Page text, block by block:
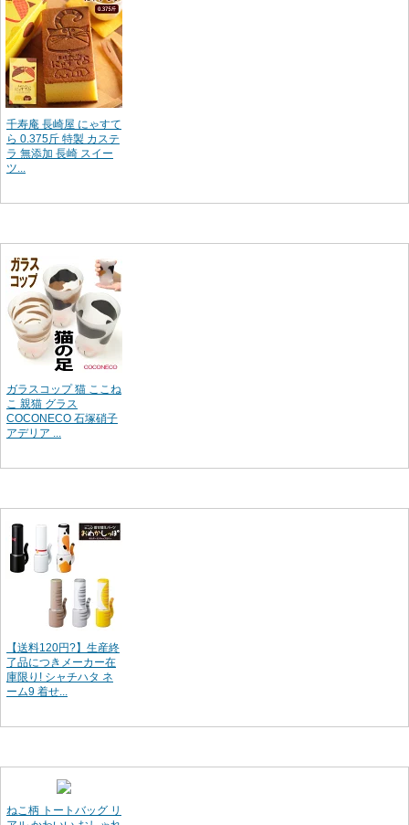
千寿庵 長崎屋 にゃすて
ら 0.375斤 特製 カステ
ラ 無添加 長崎 スイー
ツ...
ガラスコップ 猫 ここね
こ 親猫 グラス
COCONECO 石塚硝子
アデリア ...
【送料120円?】生産終
了品につきメーカー在
庫限り! シャチハタ ネ
ーム9 着せ...
ねこ柄 トートバッグ リ